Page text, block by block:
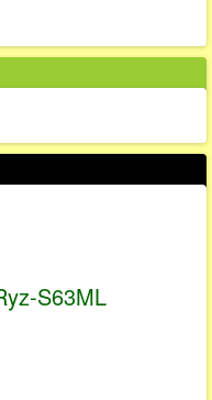
S63ML